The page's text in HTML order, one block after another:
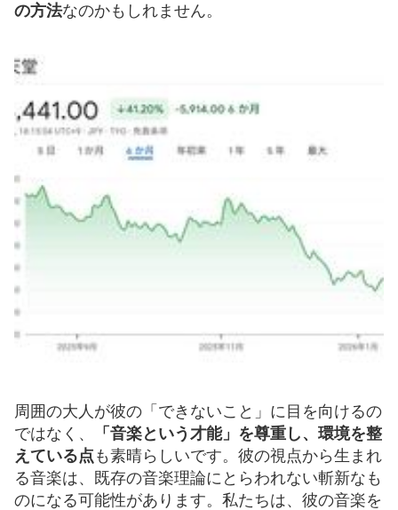
の方法なのかもしれません。
周囲の大人が彼の「できないこと」に目を向けるの
ではなく、
「音楽という才能」を尊重し、環境を整
えている点 も素晴らしいです。彼の視点から生まれ
る音楽は、既存の音楽理論にとらわれない斬新なも
のになる可能性があります。私たちは、彼の音楽を